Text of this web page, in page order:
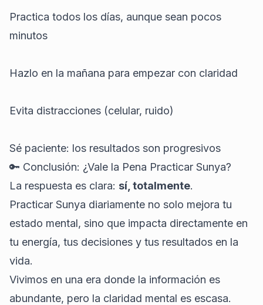
Practica todos los días, aunque sean pocos
minutos
Hazlo en la mañana para empezar con claridad
Evita distracciones (celular, ruido)
Sé paciente: los resultados son progresivos
🔑 Conclusión: ¿Vale la Pena Practicar Sunya?
La respuesta es clara: sí, totalmente.
Practicar Sunya diariamente no solo mejora tu
estado mental, sino que impacta directamente en
tu energía, tus decisiones y tus resultados en la
vida.
Vivimos en una era donde la información es
abundante, pero la claridad mental es escasa.